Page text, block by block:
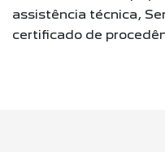
assistência técnica,
certificado de